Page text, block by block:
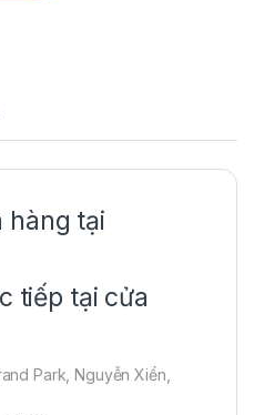
hàng tại
tiếp tại cửa
Park, Nguyễn Xiển,